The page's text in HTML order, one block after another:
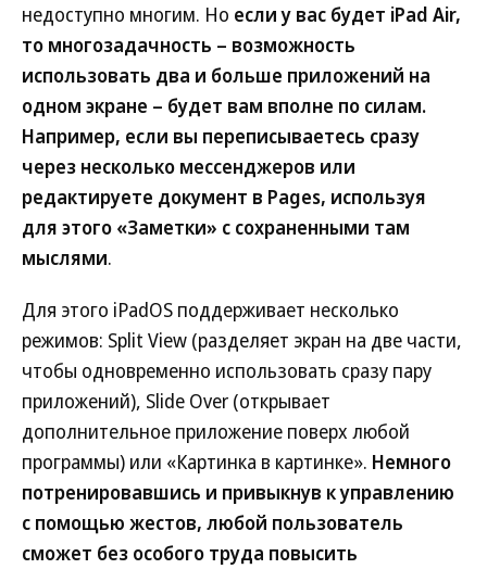
недоступно многим. Но если у вас будет iPad Air,
то многозадачность – возможность
использовать два и больше приложений на
одном экране – будет вам вполне по силам.
Например, если вы переписываетесь сразу
через несколько мессенджеров или
редактируете документ в Pages, используя
для этого «Заметки» с сохраненными там
мыслями.
Для этого iPadOS поддерживает несколько
режимов: Split View (разделяет экран на две части,
чтобы одновременно использовать сразу пару
приложений), Slide Over (открывает
дополнительное приложение поверх любой
программы) или «Картинка в картинке». Немного
потренировавшись и привыкнув к управлению
с помощью жестов, любой пользователь
сможет без особого труда повысить